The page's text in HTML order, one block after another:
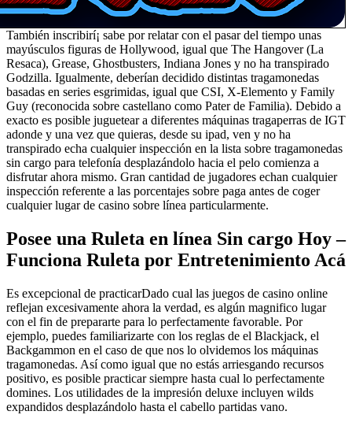
También inscribirí¡ sabe por relatar con el pasar del tiempo unas
mayúsculos figuras de Hollywood, igual que The Hangover (La
Resaca), Grease, Ghostbusters, Indiana Jones y no ha transpirado
Godzilla. Igualmente, deberían decidido distintas tragamonedas
basadas en series esgrimidas, igual que CSI, X-Elemento y Family
Guy (reconocida sobre castellano como Pater de Familia). Debido a
exacto es posible juguetear a diferentes máquinas tragaperras de IGT
adonde y una vez que quieras, desde su ipad, ven y no ha
transpirado echa cualquier inspección en la lista sobre tragamonedas
sin cargo para telefonía desplazándolo hacia el pelo comienza a
disfrutar ahora mismo. Gran cantidad de jugadores echan cualquier
inspección referente a las porcentajes sobre paga antes de coger
cualquier lugar de casino sobre línea particularmente.
Posee una Ruleta en línea Sin cargo Hoy –
Funciona Ruleta por Entretenimiento Acá
Es excepcional de practicarDado cual las juegos de casino online
reflejan excesivamente ahora la verdad, es algún magnifico lugar
con el fin de prepararte para lo perfectamente favorable. Por
ejemplo, puedes familiarizarte con los reglas de el Blackjack, el
Backgammon en el caso de que nos lo olvidemos los máquinas
tragamonedas. Así­ como igual que no estás arriesgando recursos
positivo, es posible practicar siempre hasta cual lo perfectamente
domines. Los utilidades de la impresión deluxe incluyen wilds
expandidos desplazándolo hasta el cabello partidas vano.